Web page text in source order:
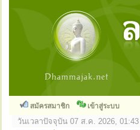
สมัครสมาชิก เข้าสู่ระบบ
วันเวลาปัจจุบัน 07 ส.ค. 2026, 01:43